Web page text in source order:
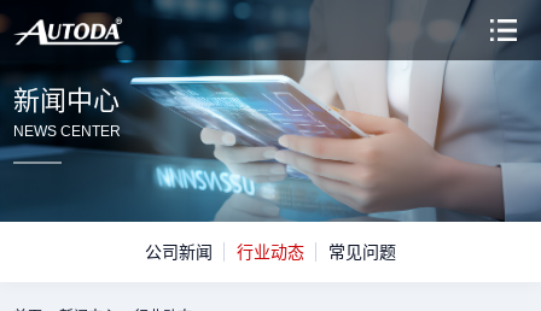
新闻中心
NEWS CENTER
公司新闻 行业动态 常见问题